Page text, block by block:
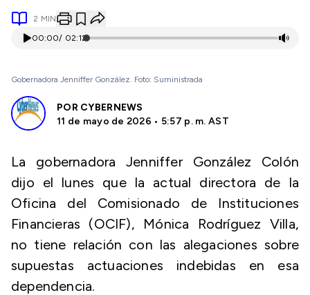
2 MIN
00:00/ 02:12
Gobernadora Jenniffer González. Foto: Suministrada
POR CYBERNEWS
11 de mayo de 2026 • 5:57 p. m. AST
La gobernadora Jenniffer González Colón
dijo el lunes que la actual directora de la
Oficina del Comisionado de Instituciones
Financieras (OCIF), Mónica Rodríguez Villa,
no tiene relación con las alegaciones sobre
supuestas actuaciones indebidas en esa
dependencia.